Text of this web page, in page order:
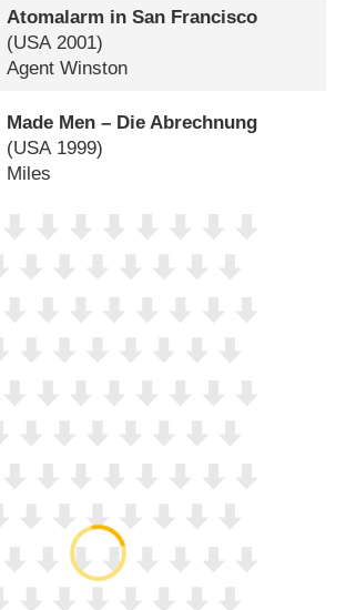
Atomalarm in San Francisco
(USA2001)
Agent Winston
Made Men – Die Abrechnung
(USA1999)
Miles